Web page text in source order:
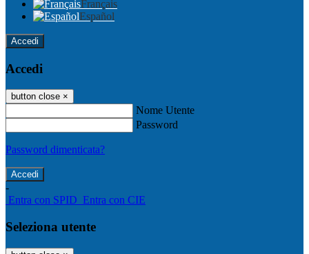
Français
Español
Accedi
Accedi
button close ×
Nome Utente
Password
Password dimenticata?
-
Entra con SPID Entra con CIE
Seleziona utente